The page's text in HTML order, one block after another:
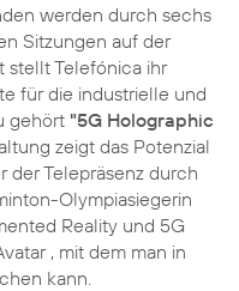
werden durch sechs
Sitzungen auf der
stellt Telefónica ihr
für die industrielle und
gehört "5G Holographic
zeigt das Potenzial
der Telepräsenz durch
Olympiasiegerin
Reality und 5G
, mit dem man in
kann.